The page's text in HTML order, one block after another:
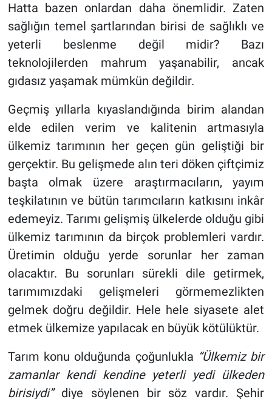
Hatta bazen onlardan daha önemlidir. Zaten
sağlığın temel şartlarından birisi de sağlıklı ve
yeterli beslenme değil midir? Bazı
teknolojilerden mahrum yaşanabilir, ancak
gıdasız yaşamak mümkün değildir.
Geçmiş yıllarla kıyaslandığında birim alandan
elde edilen verim ve kalitenin artmasıyla
ülkemiz tarımının her geçen gün geliştiği bir
gerçektir. Bu gelişmede alın teri döken çiftçimiz
başta olmak üzere araştırmacıların, yayım
teşkilatının ve bütün tarımcıların katkısını inkâr
edemeyiz. Tarımı gelişmiş ülkelerde olduğu gibi
ülkemiz tarımının da birçok problemleri vardır.
Üretimin olduğu yerde sorunlar her zaman
olacaktır. Bu sorunları sürekli dile getirmek,
tarımımızdaki gelişmeleri görmemezlikten
gelmek doğru değildir. Hele hele siyasete alet
etmek ülkemize yapılacak en büyük kötülüktür.
Tarım konu olduğunda çoğunlukla “Ülkemiz bir
zamanlar kendi kendine yeterli yedi ülkeden
birisiydi”diye söylenen bir söz vardır. Şehir